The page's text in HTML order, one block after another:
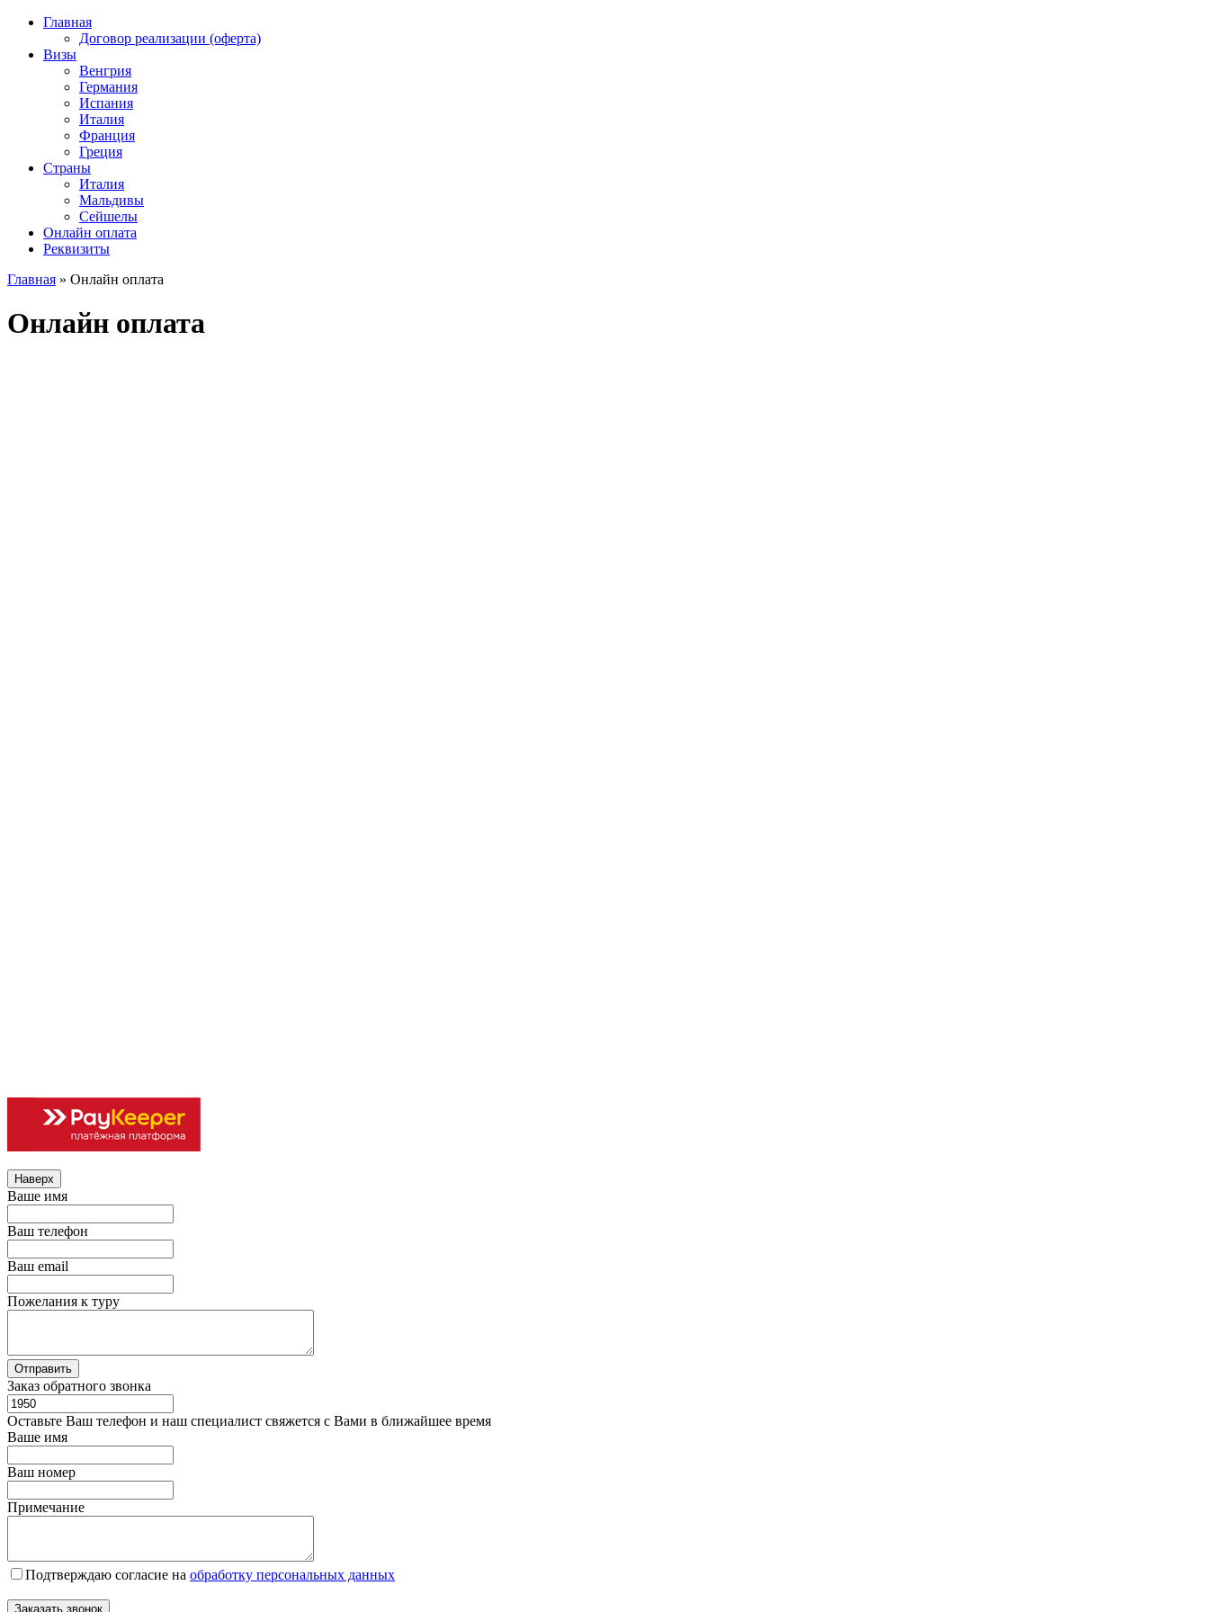
Главная
Договор реализации (оферта)
Визы
Венгрия
Германия
Испания
Италия
Франция
Греция
Страны
Италия
Мальдивы
Сейшелы
Онлайн оплата
Реквизиты
Главная » Онлайн оплата
Онлайн оплата
Наверх
Ваше имя
Ваш телефон
Ваш email
Пожелания к туру
Заказ обратного звонка
Оставьте Ваш телефон и наш специалист свяжется с Вами в ближайшее время
Ваше имя
Ваш номер
Примечание
Подтверждаю согласие на обработку персональных данных